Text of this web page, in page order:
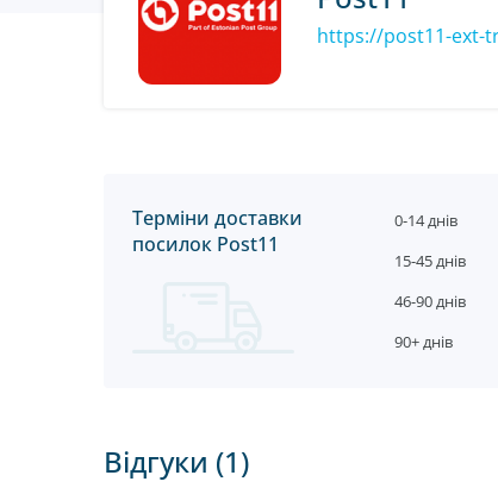
Терміни доставки
посилок Post11
0-14 днів
15-45 днів
46-90 днів
90+ днів
Відгуки (1)